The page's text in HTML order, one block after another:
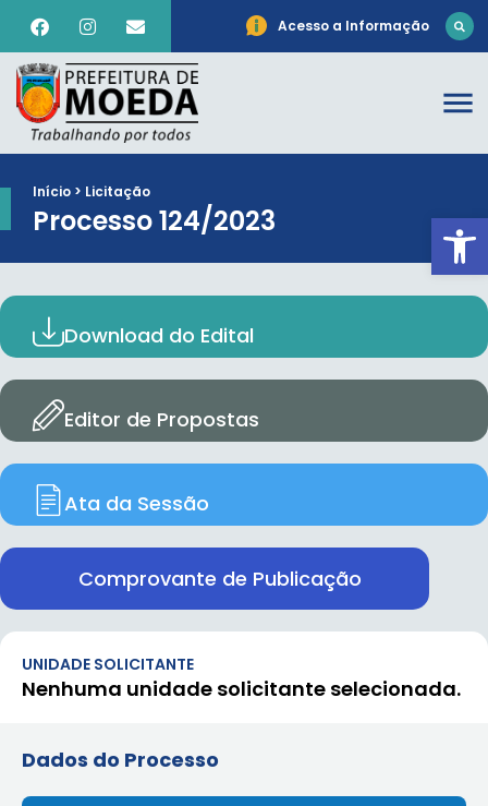
Acesso a Informação
Início > Licitação
Processo 124/2023
Download do Edital
Editor de Propostas
Ata da Sessão
Comprovante de Publicação
UNIDADE SOLICITANTE
Nenhuma unidade solicitante selecionada.
Dados do Processo